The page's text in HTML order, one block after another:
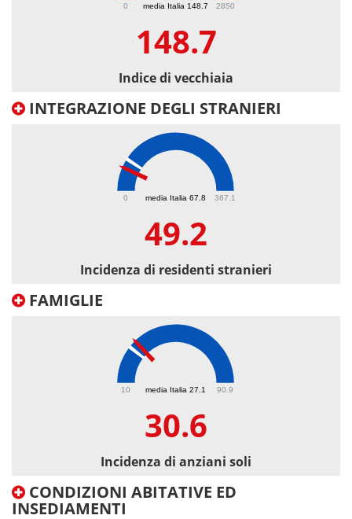
media Italia 148.7
0 2850
148.7
Indice di vecchiaia
INTEGRAZIONE DEGLI STRANIERI
media Italia 67.8
0 367.1
49.2
Incidenza di residenti stranieri
FAMIGLIE
media Italia 27.1
10 90.9
30.6
Incidenza di anziani soli
CONDIZIONI ABITATIVE ED
INSEDIAMENTI